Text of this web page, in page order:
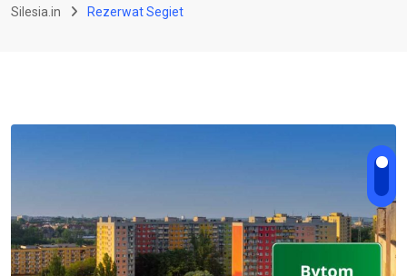
Silesia.in Rezerwat Segiet